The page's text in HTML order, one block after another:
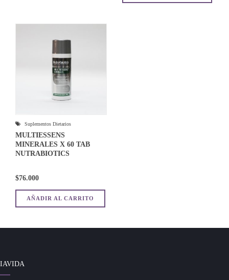
Suplementos Dietarios
MULTIESSENS
MINERALES X 60 TAB
NUTRABIOTICS
$76.000
AÑADIR AL CARRITO